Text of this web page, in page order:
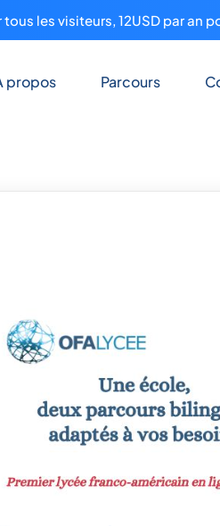
les visiteurs, 12USD par an
propos Parcours